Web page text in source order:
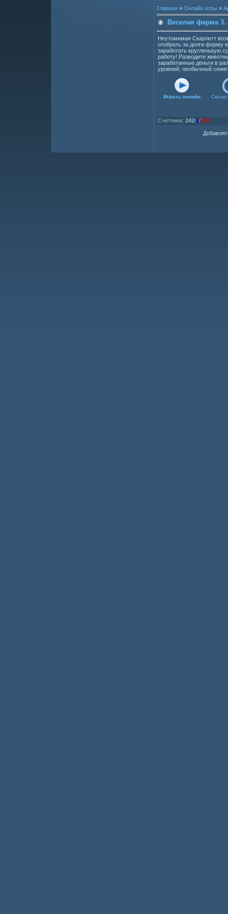
Главная » Онлайн игры »
Веселая ферма 3.
Неутомимая Скарлетт
отобрать за долги ферму
заработать кругленькую
работу! Разводите
заработанные деньги в
уровней, необычный
Играть онлайн
Счетчики: 242/1 /133